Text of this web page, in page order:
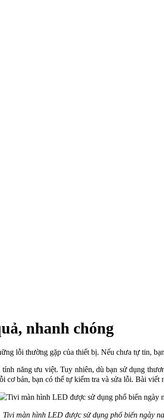
nhanh chóng
lỗi thường gặp của thiết bị. Nếu chưa tự tin,
năng ưu việt. Tuy nhiên, dù bạn sử dụng
cơ bản, bạn có thể tự kiểm tra và sửa lỗi. Bài
Tivi màn hình LED được sử dụng phổ biến ngày